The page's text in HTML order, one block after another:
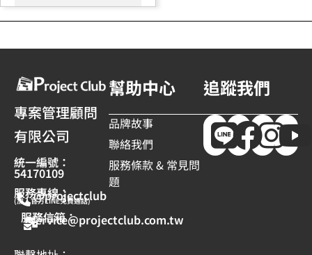
專案管理顧問
有限公司
統一編號：
54170109
服務專線：
@projectclub
(加入官方LINE免費通話)
服務信箱：
service@projectclub.com.tw
幫助中心
品牌故事
聯絡我們
服務條款 & 常見問
題
追蹤我們